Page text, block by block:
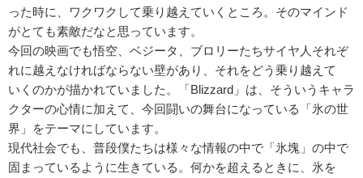
った時に、ワクワクして乗り越えていくところ。そのマインド
がとても素敵だなと思っています。
今回の映画でも悟空、ベジータ、ブロリーたちサイヤ人それぞ
れに越えなければならない壁があり、それをどう乗り越えて
いくのかが描かれていました。「Blizzard」は、そういうキャラ
クターの心情に加えて、今回闘いの舞台になっている「氷の世
界」をテーマにしています。
現代社会でも、普段僕たちは様々な情報の中で「氷塊」の中で
固まっているように生きている。何かを超えるときに、氷を